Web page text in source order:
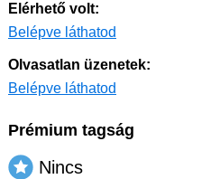
Elérhető volt:
Belépve láthatod
Olvasatlan üzenetek:
Belépve láthatod
Prémium tagság
Nincs